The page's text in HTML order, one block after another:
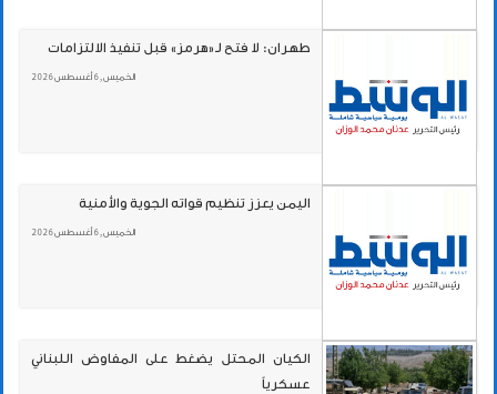
طهران: لا فتح لـ«هرمز» قبل تنفيذ الالتزامات
الخميس , 6 أغسطس 2026
اليمن يعزز تنظيم قواته الجوية والأمنية
الخميس , 6 أغسطس 2026
الكيان المحتل يضغط على المفاوض اللبناني
عسكرياً